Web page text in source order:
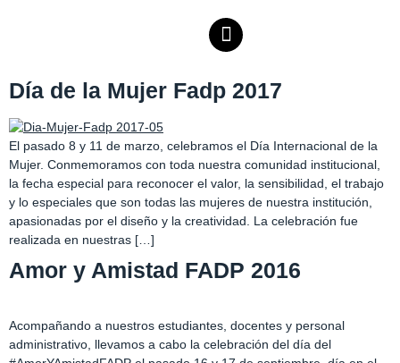
Día de la Mujer Fadp 2017
El pasado 8 y 11 de marzo, celebramos el Día Internacional de la
Mujer. Conmemoramos con toda nuestra comunidad institucional,
la fecha especial para reconocer el valor, la sensibilidad, el trabajo
y lo especiales que son todas las mujeres de nuestra institución,
apasionadas por el diseño y la creatividad. La celebración fue
realizada en nuestras […]
Amor y Amistad FADP 2016
Acompañando a nuestros estudiantes, docentes y personal
administrativo, llevamos a cabo la celebración del día del